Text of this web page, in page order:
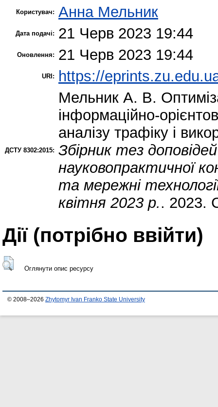
Користувач: Анна Мельник
Дата подачі: 21 Черв 2023 19:44
Оновлення: 21 Черв 2023 19:44
URI: https://
ДСТУ 8302:2015:
Мельник А. В.
інформаційно-
аналізу трафіку і
Збірник тез
науковопрактичної
та мережні
квітня 2023 р.. 2023.
Дії ​​(потрібно ввійти)
Оглянути опис ресурсу
© 2008–2026 Zhytomyr Ivan Franko State University